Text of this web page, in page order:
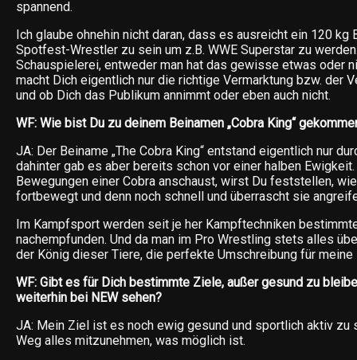
spannend.
Ich glaube ohnehin nicht daran, dass es ausreicht ein 120 kg
Spotfest-Wrestler zu sein um z.B. WWE Superstar zu
Schauspielerei, entweder man hat das gewisse etwas oder
macht Dich eigentlich nur die richtige Vermarktung bzw. der
und ob Dich das Publikum annimmt oder eben auch nicht.
WF: Wie bist Du zu deinem Beinamen „Cobra King“
JA: Der Beiname „The Cobra King“ entstand eigentlich nur
dahinter gab es aber bereits schon vor einer halben
Bewegungen einer Cobra anschaust, wirst Du feststellen,
fortbewegt und denn noch schnell und überrascht sie
Im Kampfsport werden seit je her Kampftechniken
nachempfunden. Und da man im Pro Wrestling stets alles
der König dieser Tiere, die perfekte Umschreibung für meine
WF: Gibt es für Dich bestimmte Ziele, außer gesund zu
weiterhin bei NEW sehen?
JA: Mein Ziel ist es noch ewig gesund und sportlich aktiv zu
Weg alles mitzunehmen, was möglich ist.